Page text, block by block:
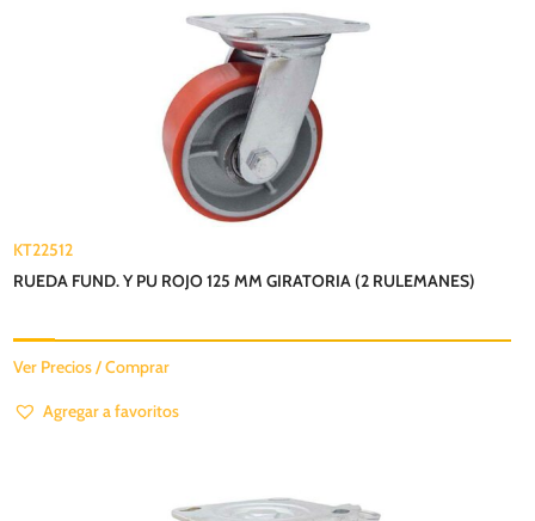
KT22512
RUEDA FUND. Y PU ROJO 125 MM GIRATORIA (2 RULEMANES)
Ver Precios / Comprar
Agregar a favoritos